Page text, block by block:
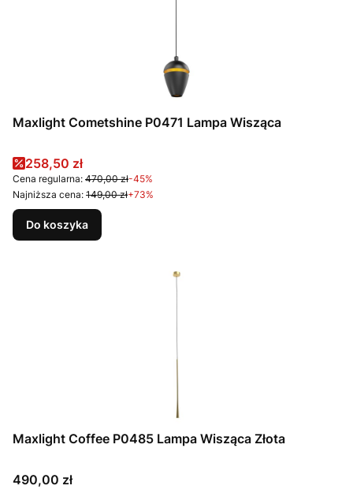
Maxlight Cometshine P0471 Lampa Wisząca
Cena promocyjna
258,50 zł
Cena regularna: 470,00 zł-45%
Najniższa cena: 149,00 zł+73%
Do koszyka
Maxlight Coffee P0485 Lampa Wisząca Złota
Cena
490,00 zł